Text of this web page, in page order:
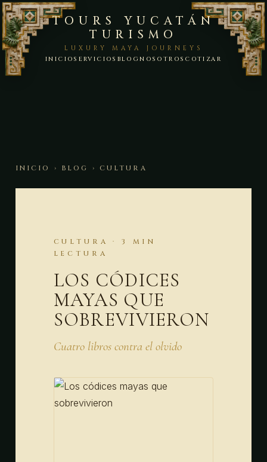
TOURS YUCATÁN
TURISMO
LUXURY MAYA JOURNEYS
INICIO SERVICIOS BLOGNOSOTROS COTIZAR
INICIO › BLOG › CULTURA
CULTURA · 3 MIN
LECTURA
LOS CÓDICES
MAYAS QUE
SOBREVIVIERON
Cuatro libros contra el olvido